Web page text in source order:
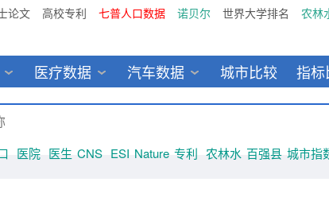
论文 高校专利 七普人口数据 诺贝尔 世界大学排名 农林
医疗数据 汽车数据 城市比较 指
医院 医生 CNS ESI Nature 专利 农林水 百强县 城市指